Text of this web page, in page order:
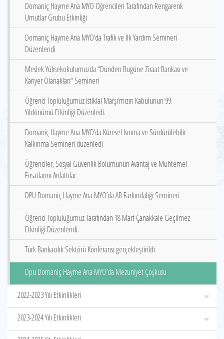
Domaniç Hayme Ana MYO Öğrencileri Tarafından Rengarenk
Umutlar Grubu Etkinliği
Domaniç Hayme Ana MYO’da Trafik ve İlk Yardım Semineri
Düzenlendi
Meslek Yüksekokulumuzda “Dünden Bugüne Ziraat Bankası ve
Kariyer Olanakları“ Semineri
Öğrenci Topluluğumuz İstiklal Marşı’mızın Kabülünün 99.
Yıldönümü Etkinliği Düzenledi.
Domaniç Hayme Ana MYO‘da Küresel Isınma ve Sürdürülebilir
Kalkınma Semineri düzenledi
Öğrenciler, Sosyal Güvenlik Bölümünün Avantaj ve Muhtemel
Fırsatlarını Anlattılar
DPÜ Domaniç Hayme Ana MYO’da AB Farkındalığı Semineri
Öğrenci Topluluğumuz Tarafından 18 Mart Çanakkale Geçilmez
Etkinliği Düzenlendi.
Türk Bankacılık Sektörü Konferansı gerçekleştirildi
Dpü Domaniç Hayme Ana MYO’da Mezuniyet Çoşkusu
2022-2023 Yılı Etkinlikleri
2023-2024 Yılı Etkinlikleri